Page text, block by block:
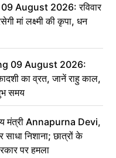
August 2026: रविवार
मां लक्ष्मी की कृपा, धन
09 August 2026:
का व्रत, जानें राहु काल,
समय
मंत्री Annapurna Devi,
निशाना; छात्रों के
पर हमला